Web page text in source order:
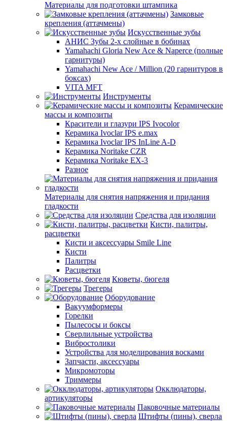
Материалы для подготовки штампика
Замковые
крепления (аттачмены)
Искусственные зубы
АНИС Зубы 2-х слойные в бобинах
Yamahachi Gloria New Ace & Naperce (полные
гарнитуры)
Yamahachi New Ace / Million (20 гарнитуров в
боксах)
VITA MFT
Инструменты
Керамические
массы и композиты
Красители и глазури IPS Ivocolor
Керамика Ivoclar IPS e.max
Керамика Ivoclar IPS InLine A-D
Керамика Noritake CZR
Керамика Noritake EX-3
Разное
Материалы для снятия напряжения и придания
гладкости
Средства для изоляции
Кисти, палитры,
расцветки
Кисти и аксессуары Smile Line
Кисти
Палитры
Расцветки
Кюветы, бюгеля
Трегеры
Оборудование
Вакуумформеры
Горелки
Пылесосы и боксы
Сверлильные устройства
Вибростолики
Устройства для моделирования восками
Запчасти, аксессуары
Микромоторы
Триммеры
Окклюдаторы,
артикуляторы
Паковочные материалы
Штифты (пины), сверла